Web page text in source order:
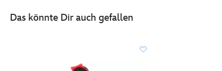
puppe-
Das könnte Dir auch gefallen